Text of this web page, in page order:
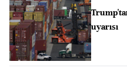
uyarısı